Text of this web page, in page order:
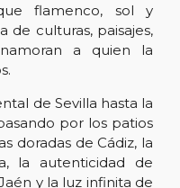
flamenco, sol y
de culturas, paisajes,
a quien la
de Sevilla hasta la
por los patios
doradas de Cádiz, la
la autenticidad de
y la luz infinita de